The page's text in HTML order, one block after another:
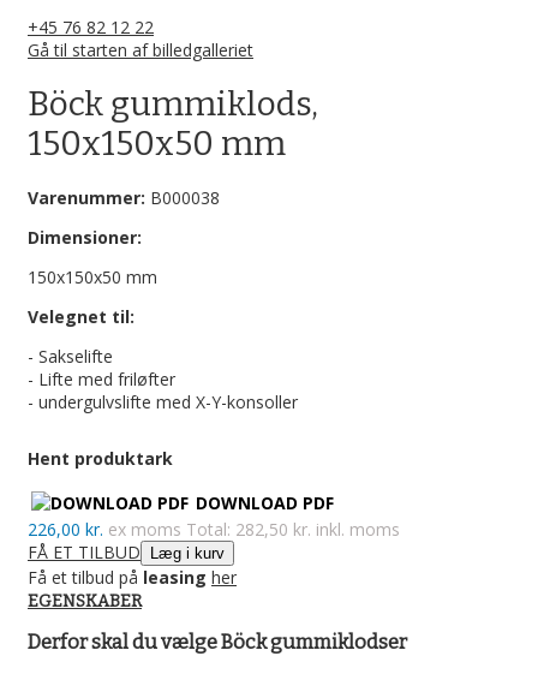
+45 76 82 12 22
Gå til starten af billedgalleriet
Böck gummiklods,
150x150x50 mm
Varenummer: B000038
Dimensioner:
150x150x50 mm
Velegnet til:
- Sakselifte
- Lifte med friløfter
- undergulvslifte med X-Y-konsoller
Hent produktark
DOWNLOAD PDF
226,00 kr. ex moms Total: 282,50 kr. inkl. moms
FÅ ET TILBUD
Læg i kurv
Få et tilbud på leasing her
EGENSKABER
Derfor skal du vælge Böck gummiklodser